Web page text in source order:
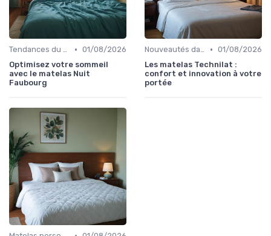
Tendances du sommeil • 01/08/2026
Optimisez votre sommeil
avec le matelas Nuit
Faubourg
Nouveautés dans les matériaux • 01/08/2026
Les matelas Technilat :
confort et innovation à votre
portée